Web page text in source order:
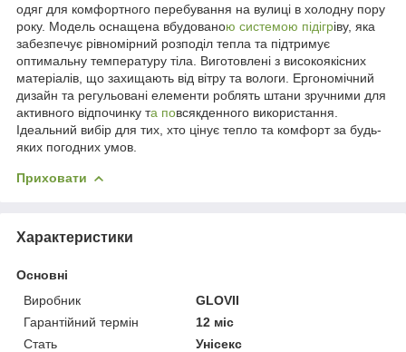
одяг для комфортного перебування на вулиці в холодну пору
року. Модель оснащена вбудованою системою підігріву, яка
забезпечує рівномірний розподіл тепла та підтримує
оптимальну температуру тіла. Виготовлені з високоякісних
матеріалів, що захищають від вітру та вологи. Ергономічний
дизайн та регульовані елементи роблять штани зручними для
активного відпочинку та повсякденного використання.
Ідеальний вибір для тих, хто цінує тепло та комфорт за будь-
яких погодних умов.
Приховати
Характеристики
Основні
Виробник
GLOVII
Гарантійний термін
12 міс
Стать
Унісекс